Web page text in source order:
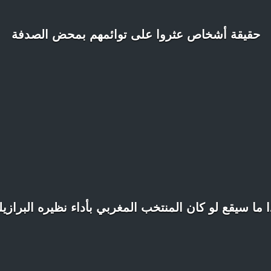
حقيقة أشخاص عثروا على توائمهم بمحض الصدفة
ما سيقع لو كان المنتخب المغربي بأداء نظيره